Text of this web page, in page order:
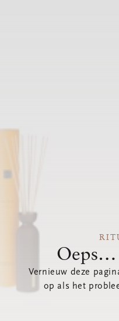
Oeps…
Vernieuw deze
op als het